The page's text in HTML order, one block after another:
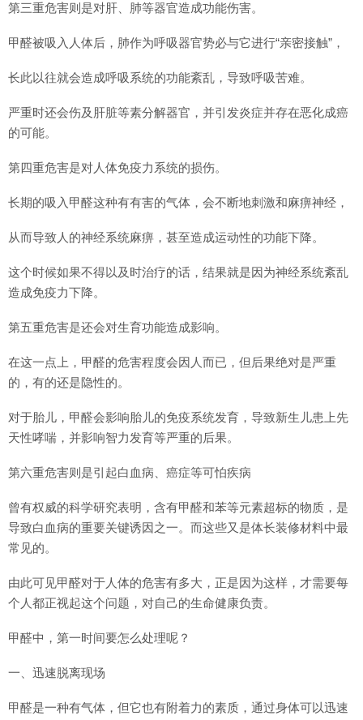
第三重危害则是对肝、肺等器官造成功能伤害。
甲醛被吸入人体后，肺作为呼吸器官势必与它进行“亲密接触”，
长此以往就会造成呼吸系统的功能紊乱，导致呼吸苦难。
严重时还会伤及肝脏等素分解器官，并引发炎症并存在恶化成癌
的可能。
第四重危害是对人体免疫力系统的损伤。
长期的吸入甲醛这种有有害的气体，会不断地刺激和麻痹神经，
从而导致人的神经系统麻痹，甚至造成运动性的功能下降。
这个时候如果不得以及时治疗的话，结果就是因为神经系统紊乱
造成免疫力下降。
第五重危害是还会对生育功能造成影响。
在这一点上，甲醛的危害程度会因人而已，但后果绝对是严重
的，有的还是隐性的。
对于胎儿，甲醛会影响胎儿的免疫系统发育，导致新生儿患上先
天性哮喘，并影响智力发育等严重的后果。
第六重危害则是引起白血病、癌症等可怕疾病
曾有权威的科学研究表明，含有甲醛和苯等元素超标的物质，是
导致白血病的重要关键诱因之一。而这些又是体长装修材料中最
常见的。
由此可见甲醛对于人体的危害有多大，正是因为这样，才需要每
个人都正视起这个问题，对自己的生命健康负责。
甲醛中，第一时间要怎么处理呢？
一、迅速脱离现场
甲醛是一种有气体，但它也有附着力的素质，通过身体可以迅速